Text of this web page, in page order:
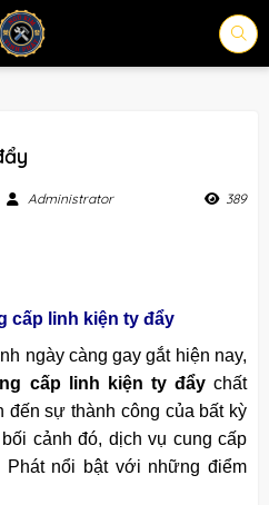
Administrator 389
cấp linh kiện ty đẩy
ngày càng gay gắt hiện nay,
cấp linh kiện ty đẩychất
đến sự thành công của bất kỳ
cảnh đó, dịch vụ cung cấp
Phát nổi bật với những điểm